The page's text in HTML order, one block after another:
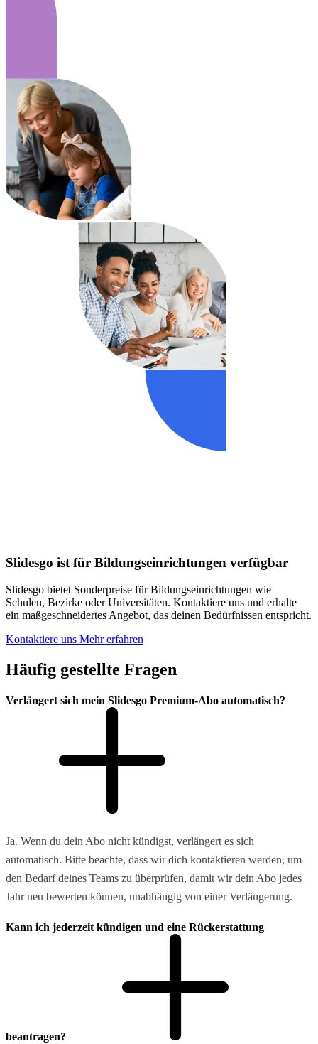
Slidesgo ist für Bildungseinrichtungen verfügbar
Slidesgo bietet Sonderpreise für Bildungseinrichtungen wie
Schulen, Bezirke oder Universitäten. Kontaktiere uns und erhalte
ein maßgeschneidertes Angebot, das deinen Bedürfnissen entspricht.
Kontaktiere uns Mehr erfahren
Häufig gestellte Fragen
Verlängert sich mein Slidesgo Premium-Abo automatisch?
Ja. Wenn du dein Abo nicht kündigst, verlängert es sich
automatisch. Bitte beachte, dass wir dich kontaktieren werden, um
den Bedarf deines Teams zu überprüfen, damit wir dein Abo jedes
Jahr neu bewerten können, unabhängig von einer Verlängerung.
Kann ich jederzeit kündigen und eine Rückerstattung
beantragen?